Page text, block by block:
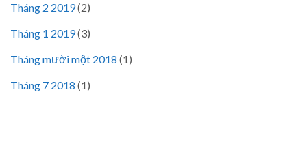
Tháng 2 2019(2)
Tháng 1 2019(3)
Tháng mười một 2018 (1)
Tháng 7 2018 (1)